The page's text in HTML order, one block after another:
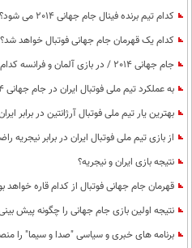
کدام تیم برنده فینال جام جهانی 2014 می شود؟
کدام یک قهرمان جام جهانی فوتبال خواهد شد؟
جام جهانی 2014 / در بازی آلمان و فرانسه کدام یک می برد؟
به عملکرد تیم ملی فوتبال ایران در جام جهانی 2014 چه امتیازی می دهید؟
بهترین یار تیم ملی فوتبال آرژانتین در برابر
از بازی تیم ملی فوتبال ایران در برابر نیجریه
نتیجه بازی ایران و نیجریه؟
قهرمان جام جهانی فوتبال از کدام قاره خواهد
نتیجه اولین بازی جام جهانی را چگونه پیش
برنامه های خبری و سیاسی "صدا و سیما" را